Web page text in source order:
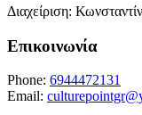
Διαχείριση:
Επικοινωνία
Phone: 6944472131
Email: